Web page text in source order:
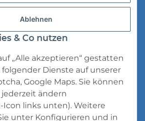
gesetzlicher USt., zzgl.
Ablehnen
& Co nutzen
„Alle akzeptieren“ gestatten
folgender Dienste auf unserer
Google Maps. Sie können
ändern
Icon links unten). Weitere
unter Konfigurieren und in